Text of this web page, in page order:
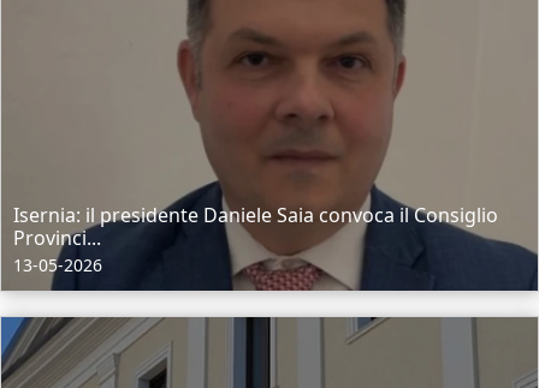
Isernia: il presidente Daniele Saia convoca il Consiglio
Provinci...
13-05-2026